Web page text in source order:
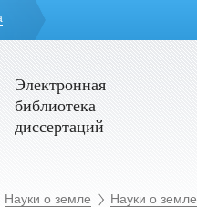
Электронная
библиотека
диссертаций
Науки о земле Науки о земле